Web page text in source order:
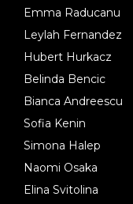
Emma Raducanu
Leylah Fernandez
Hubert Hurkacz
Belinda Bencic
Bianca Andreescu
Sofia Kenin
Simona Halep
Naomi Osaka
Elina Svitolina